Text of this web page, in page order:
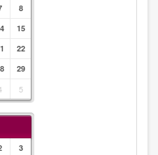
8
15
22
29
5
3